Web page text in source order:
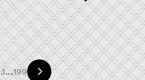
3...199